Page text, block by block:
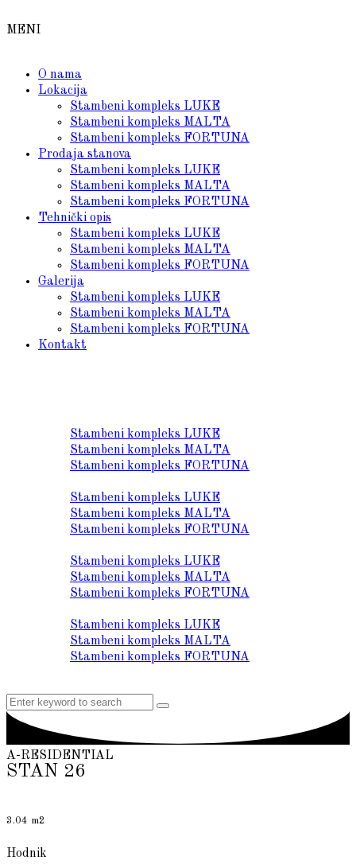
MENI
O nama
Lokacija
Stambeni kompleks LUKE
Stambeni kompleks MALTA
Stambeni kompleks FORTUNA
Prodaja stanova
Stambeni kompleks LUKE
Stambeni kompleks MALTA
Stambeni kompleks FORTUNA
Tehnički opis
Stambeni kompleks LUKE
Stambeni kompleks MALTA
Stambeni kompleks FORTUNA
Galerija
Stambeni kompleks LUKE
Stambeni kompleks MALTA
Stambeni kompleks FORTUNA
Kontakt
Stambeni kompleks LUKE
Stambeni kompleks MALTA
Stambeni kompleks FORTUNA
Stambeni kompleks LUKE
Stambeni kompleks MALTA
Stambeni kompleks FORTUNA
Stambeni kompleks LUKE
Stambeni kompleks MALTA
Stambeni kompleks FORTUNA
Stambeni kompleks LUKE
Stambeni kompleks MALTA
Stambeni kompleks FORTUNA
A-RESIDENTIAL
STAN 26
3.04 m2
Hodnik